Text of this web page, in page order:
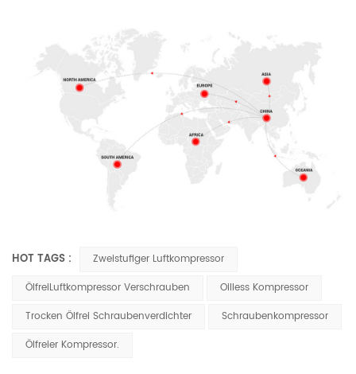
HOT TAGS :
Zweistufiger Luftkompressor
ÖlfreiLuftkompressor Verschrauben
Oilless Kompressor
Trocken Ölfrei Schraubenverdichter
Schraubenkompressor
Ölfreier Kompressor.